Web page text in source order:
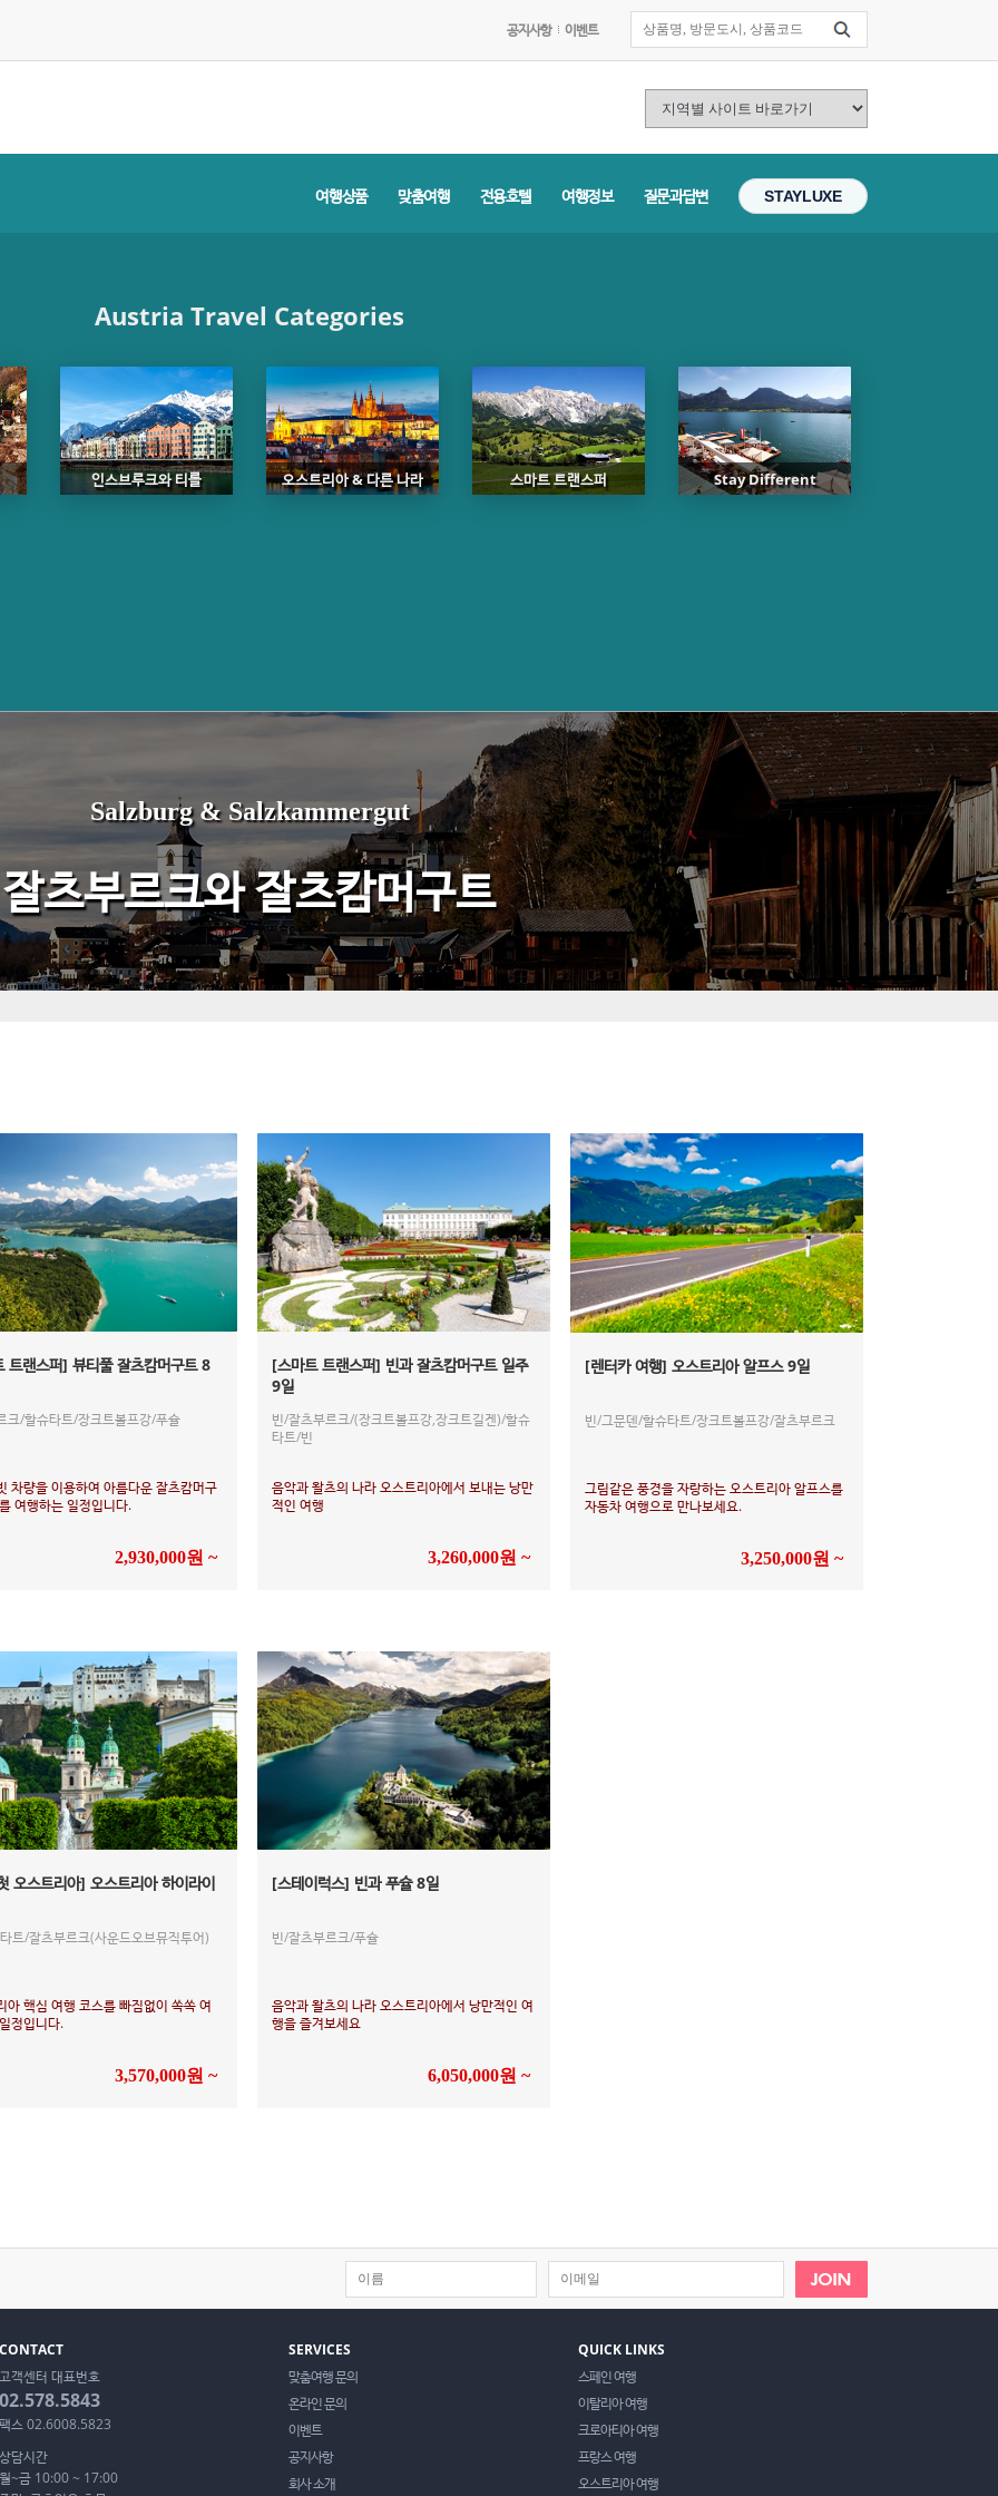
공지사항 이벤트
여행상품 맞춤여행 전용호텔 여행정보 질문과답변 STAYLUXE
Austria Travel Categories
인스브루크와 티롤 오스트리아 & 다른 나라 스마트 트랜스퍼 Stay Different
Salzburg & Salzkammergut
잘츠부르크와 잘츠캄머구트
트랜스퍼] 뷰티풀 잘츠캄머구트 8
크/할슈타트/장크트볼프강/푸슐
차량을 이용하여 아름다운 잘츠캄머구
여행하는 일정입니다.
2,930,000원 ~
[스마트 트랜스퍼] 빈과 잘츠캄머구트 일주
9일
빈/잘츠부르크/(장크트볼프강,장크트길겐)/할슈
타트/빈
음악과 왈츠의 나라 오스트리아에서 보내는 낭만
적인 여행
3,260,000원 ~
[렌터카 여행] 오스트리아 알프스 9일
빈/그문덴/할슈타트/장크트볼프강/잘츠부르크
그림같은 풍경을 자랑하는 오스트리아 알프스를
자동차 여행으로 만나보세요.
3,250,000원 ~
오스트리아] 오스트리아 하이라이
트/잘츠부르크(사운드오브뮤직투어)
아 핵심 여행 코스를 빠짐없이 쏙쏙 여
정입니다.
3,570,000원 ~
[스테이럭스] 빈과 푸슐 8일
빈/잘츠부르크/푸슐
음악과 왈츠의 나라 오스트리아에서 낭만적인 여
행을 즐겨보세요
6,050,000원 ~
CONTACT
고객센터 대표번호
02.578.5843
팩스 02.6008.5823
상담시간
월~금 10:00 ~ 17:00
SERVICES
맞춤여행 문의
온라인 문의
이벤트
공지사항
회사 소개
QUICK LINKS
스페인 여행
이탈리아 여행
크로아티아 여행
프랑스 여행
오스트리아 여행